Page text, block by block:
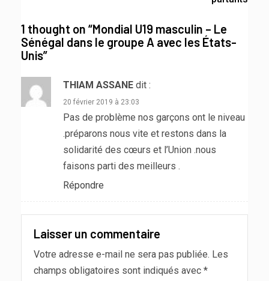
1 thought on “Mondial U19 masculin – Le
Sénégal dans le groupe A avec les États-
Unis”
THIAM ASSANE dit :
20 février 2019 à 23:03
Pas de problème nos garçons ont le niveau
.préparons nous vite et restons dans la
solidarité des cœurs et l’Union .nous
faisons parti des meilleurs .
Répondre
Laisser un commentaire
Votre adresse e-mail ne sera pas publiée. Les
champs obligatoires sont indiqués avec *